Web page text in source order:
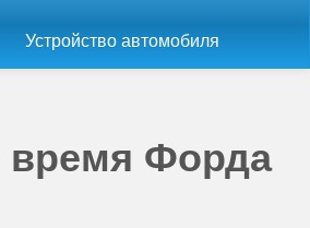
Устройство автомобиля
время Форда